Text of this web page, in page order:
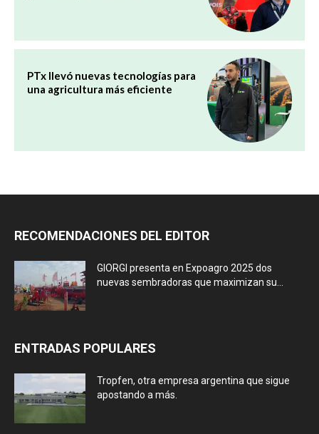
PTx llevó nuevas tecnologías para
una agricultura más eficiente
RECOMENDACIONES DEL EDITOR
GIORGI presenta en Expoagro 2025 dos
nuevas sembradoras que maximizan su...
ENTRADAS POPULARES
Tropfen, otra empresa argentina que sigue
apostando a más.